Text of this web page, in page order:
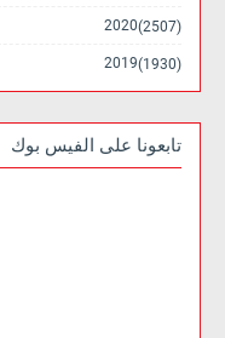
2020 (2507)
2019 (1930)
تابعونا على الفيس بوك